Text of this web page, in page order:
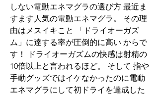
しない電動エネマグラの選び方 最近ま
すます人気の電動エネマグラ。 その理
由はメスイキこと 「ドライオーガズ
ム」に達する率が圧倒的に高い からで
す！ ドライオーガズムの快感は射精の
10倍以上と言われるほど。 そして 指や
手動グッズではイケなかったのに電動
エネマグラにして初ドライを達成した